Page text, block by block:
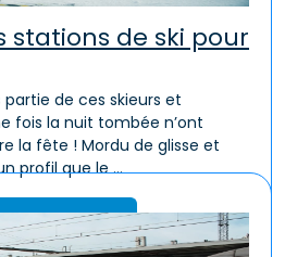
stations de ski pour
de ces skieurs et
fois la nuit tombée n’ont
la fête ! Mordu de glisse et
profil que le ...
Lire la suite